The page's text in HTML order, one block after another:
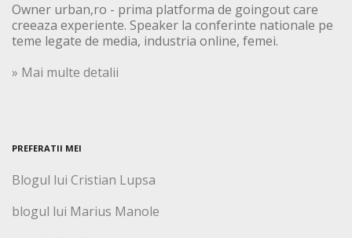
Owner urban,ro - prima platforma de goingout care
creeaza experiente. Speaker la conferinte nationale pe
teme legate de media, industria online, femei.
» Mai multe detalii
PREFERATII MEI
Blogul lui Cristian Lupsa
blogul lui Marius Manole